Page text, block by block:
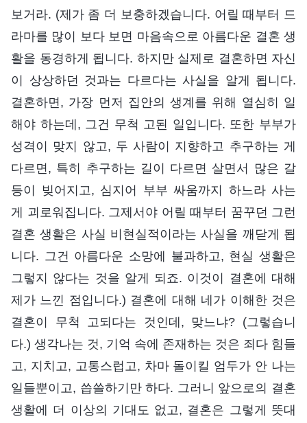
보거라. (제가 좀 더 보충하겠습니다. 어릴 때부터 드
라마를 많이 보다 보면 마음속으로 아름다운 결혼 생
활을 동경하게 됩니다. 하지만 실제로 결혼하면 자신
이 상상하던 것과는 다르다는 사실을 알게 됩니다.
결혼하면, 가장 먼저 집안의 생계를 위해 열심히 일
해야 하는데, 그건 무척 고된 일입니다. 또한 부부가
성격이 맞지 않고, 두 사람이 지향하고 추구하는 게
다르면, 특히 추구하는 길이 다르면 살면서 많은 갈
등이 빚어지고, 심지어 부부 싸움까지 하느라 사는
게 괴로워집니다. 그제서야 어릴 때부터 꿈꾸던 그런
결혼 생활은 사실 비현실적이라는 사실을 깨닫게 됩
니다. 그건 아름다운 소망에 불과하고, 현실 생활은
그렇지 않다는 것을 알게 되죠. 이것이 결혼에 대해
제가 느낀 점입니다.) 결혼에 대해 네가 이해한 것은
결혼이 무척 고되다는 것인데, 맞느냐? (그렇습니
다.) 생각나는 것, 기억 속에 존재하는 것은 죄다 힘들
고, 지치고, 고통스럽고, 차마 돌이킬 엄두가 안 나는
일들뿐이고, 씁쓸하기만 하다. 그러니 앞으로의 결혼
생활에 더 이상의 기대도 없고, 결혼은 그렇게 뜻대